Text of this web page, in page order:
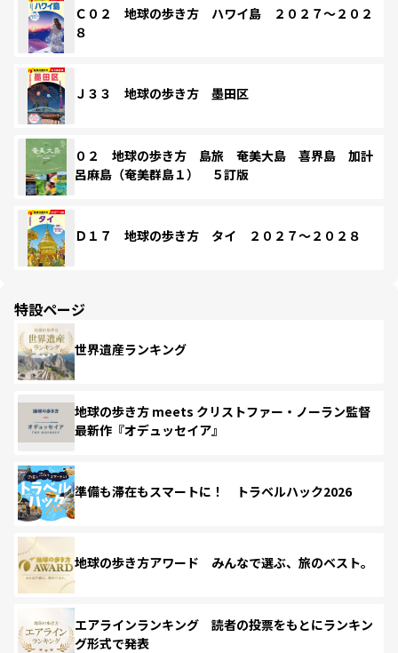
Ｃ０２ 地球の歩き方 ハワイ島 ２０２７～２０２
８
Ｊ３３ 地球の歩き方 墨田区
０２ 地球の歩き方 島旅 奄美大島 喜界島 加計
呂麻島（奄美群島１） ５訂版
Ｄ１７ 地球の歩き方 タイ ２０２７～２０２８
特設ページ
世界遺産ランキング
地球の歩き方 meets クリストファー・ノーラン監督
最新作『オデュッセイア』
準備も滞在もスマートに！ トラベルハック2026
地球の歩き方アワード みんなで選ぶ、旅のベスト。
エアラインランキング 読者の投票をもとにランキン
グ形式で発表